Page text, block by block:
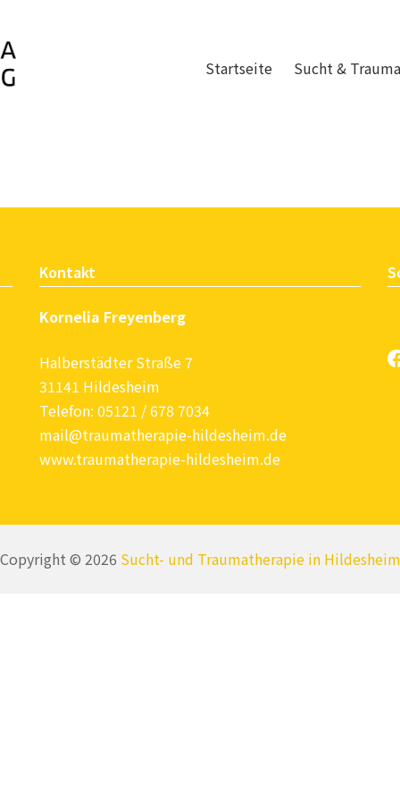
Startseite Sucht & Trauma
Kontakt
Kornelia Freyenberg
Halberstädter Straße 7
31141 Hildesheim
Telefon: 05121 / 678 7034
mail@traumatherapie-hildesheim.de
www.traumatherapie-hildesheim.de
Copyright © 2026 Sucht- und Traumatherapie in Hildesheim